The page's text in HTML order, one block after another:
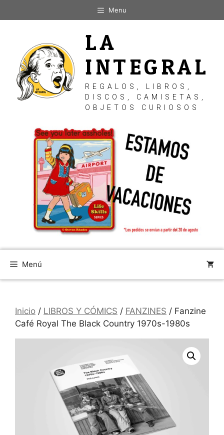
al
Menu
LA
INTEGRAL
REGALOS, LIBROS,
DISCOS, CAMISETAS,
OBJETOS CURIOSOS
Menú
Inicio / LIBROS Y CÓMICS / FANZINES / Fanzine
Café Royal The Black Country 1970s-1980s